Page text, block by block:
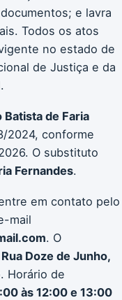
e lavra
Todos os atos
no estado de
de Justiça e da
Batista de Faria
2024, conforme
O substituto
Fernandes.
em contato pelo
mail
. O
Rua Doze de Junho,
Horário de
às 12:00 e 13:00